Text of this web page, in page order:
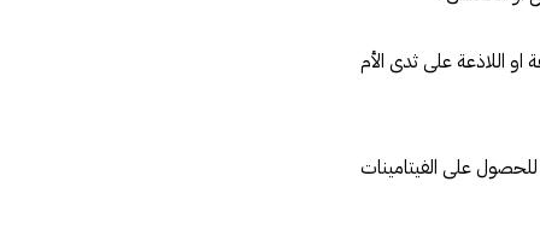
اللاذعة على ثدى الأم
على الفيتامينات